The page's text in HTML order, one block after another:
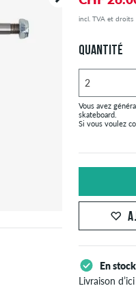
incl. TVA et droits
Votre commande sera
QUANTITÉ
Vous avez
skateboard.
Si vous voulez
En
Livraison